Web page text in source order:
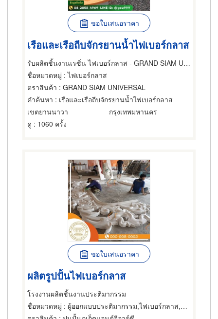
ขอใบเสนอราคา
เรือและเรือถีบจักรยานน้ำไฟเบอร์กลาส
รับผลิตชิ้นงานเรซิ่น ไฟเบอร์กลาส - GRAND SIAM UNIVERSAL
ชื่อหมวดหมู่ : ไฟเบอร์กลาส
ตราสินค้า : GRAND SIAM UNIVERSAL
คำค้นหา : เรือและเรือถีบจักรยานน้ำไฟเบอร์กลาส
เขตยานนาวา
กรุงเทพมหานคร
ดู : 1060 ครั้ง
ขอใบเสนอราคา
ผลิตรูปปั้นไฟเบอร์กลาส
โรงงานผลิตชิ้นงานประติมากรรม
ชื่อหมวดหมู่ : ผู้ออกแบบประติมากรรม,ไฟเบอร์กลาส,ผู้ออกแบบประติมากรรม